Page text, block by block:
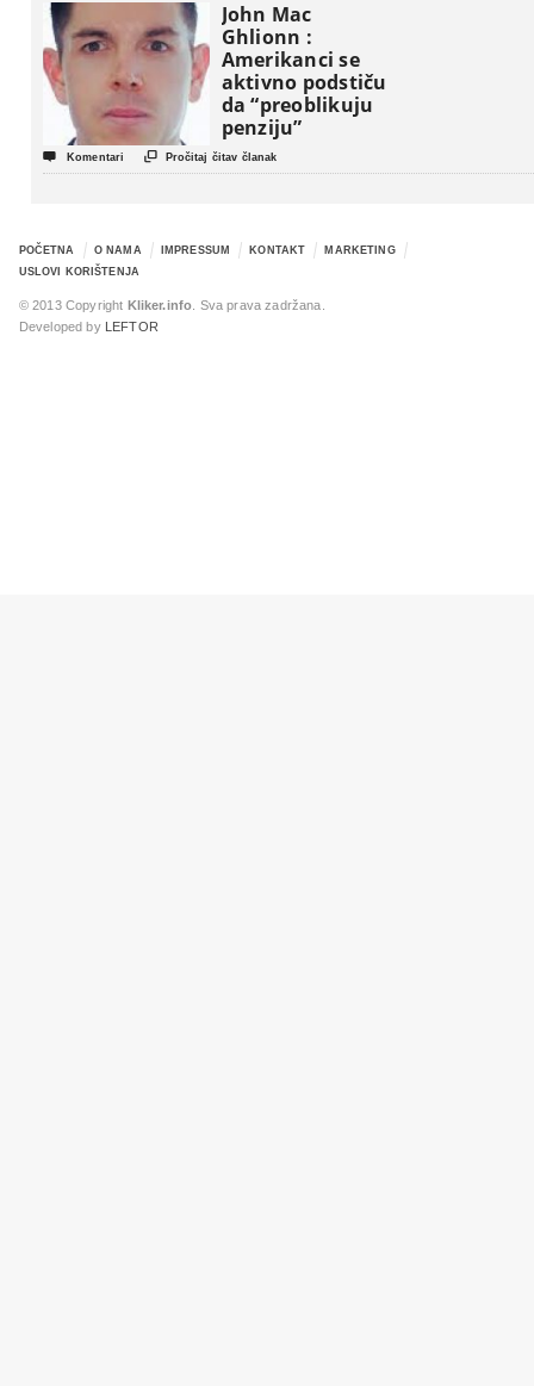
John Mac
Ghlionn :
Amerikanci se
aktivno podstiču
da “preoblikuju
penziju”
 Komentari  Pročitaj čitav članak
POČETNA O NAMA IMPRESSUM KONTAKT
MARKETING
USLOVI KORIŠTENJA
© 2013 Copyright Kliker.info . Sva prava zadržana.
Developed by
LEFTOR